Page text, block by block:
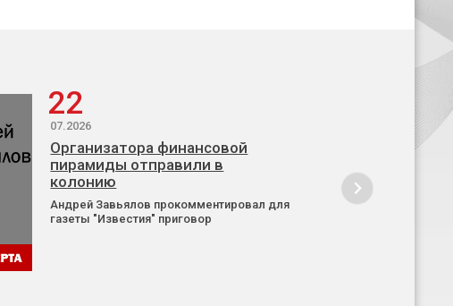
22
07.2026
Организатора финансовой
пирамиды отправили в
колонию
Андрей Завьялов прокомментировал для
газеты "Известия" приговор